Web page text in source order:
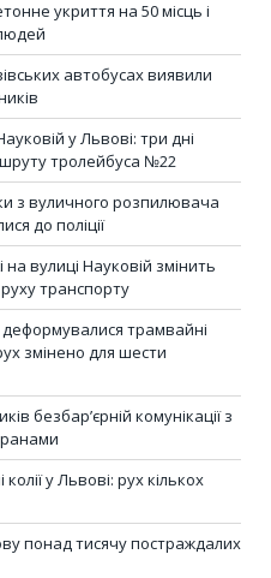
укриття на 50 місць і
автобусах виявили
у Львові: три дні
тролейбуса №22
з вуличного розпилювача
до поліції
вулиці Науковій змінить
транспорту
трамвайні
змінено для шести
безбар’єрній комунікації з
у Львові: рух кількох
понад тисячу постраждалих